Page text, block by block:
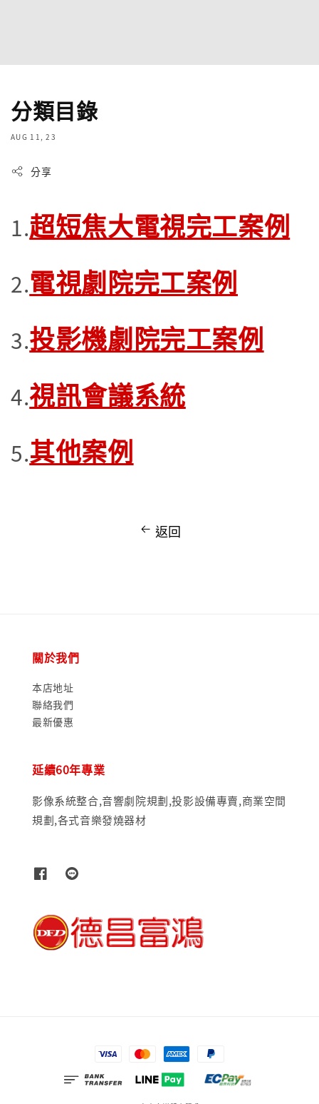
分類目錄
AUG 11, 23
分享
1.超短焦大電視完工案例
2.電視劇院完工案例
3.投影機劇院完工案例
4.視訊會議系統
5.其他案例
返回
關於我們
本店地址
聯絡我們
最新優惠
延續60年專業
影像系統整合,音響劇院規劃,投影設備專賣,商業空間
規劃,各式音樂發燒器材